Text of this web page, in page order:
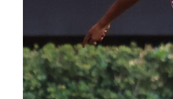
EVENTOS
DEPORTIVOS
REBAÑO
CHIVAS